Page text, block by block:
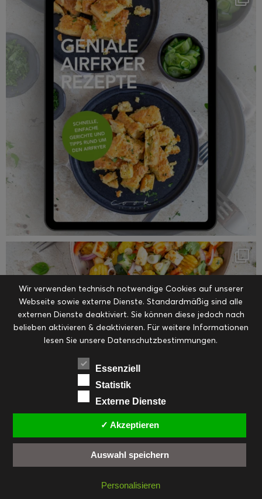
Wir verwenden technisch notwendige Cookies auf unserer
Webseite sowie externe Dienste. Standardmäßig sind alle
externen Dienste deaktiviert. Sie können diese jedoch nach
belieben aktivieren & deaktivieren. Für weitere Informationen
lesen Sie unsere Datenschutzbestimmungen.
Essenziell
Statistik
Externe Dienste
✓ Akzeptieren
Auswahl speichern
Personalisieren